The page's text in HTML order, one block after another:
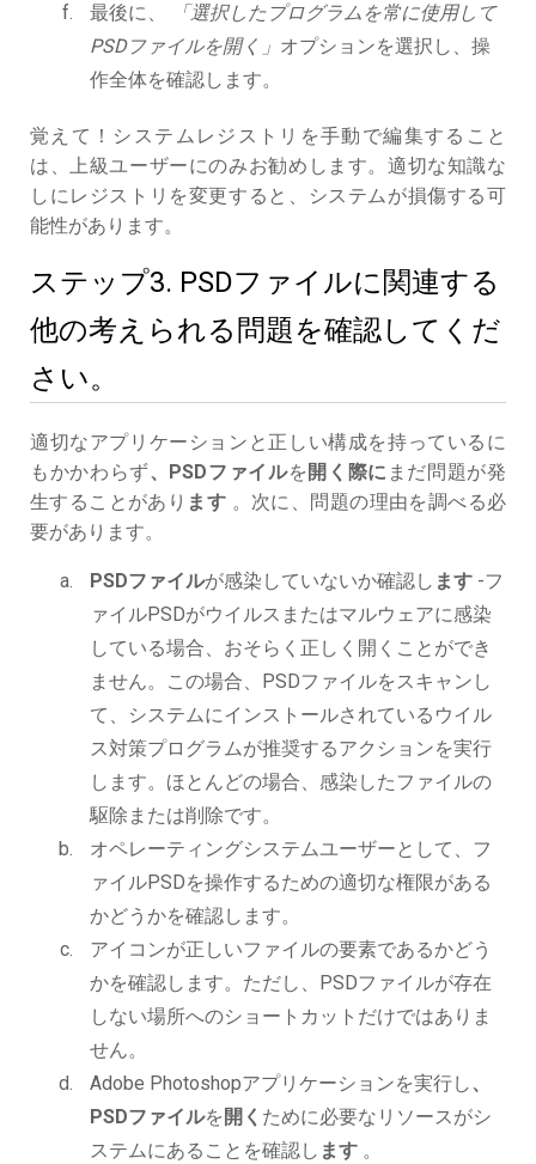
最後に、
「選択したプログラムを常に使用して
PSDファイルを開く」 オプションを選択し、操
作全体を確認します。
覚えて！システムレジストリを手動で編集すること
は、上級ユーザーにのみお勧めします。適切な知識な
しにレジストリを変更すると、システムが損傷する可
能性があります。
ステップ3. PSDファイルに関連する
他の考えられる問題を確認してくだ
さい。
適切なアプリケーションと正しい構成を持っているに
もかかわらず、PSDファイルを 開く際に まだ問題が発
生することがあり ます 。次に、問題の理由を調べる必
要があります。
PSDファイルが感染していないか確認し ます -フ
ァイルPSDがウイルスまたはマルウェアに感染
している場合、おそらく正しく開くことができ
ません。この場合、PSDファイルをスキャンし
て、システムにインストールされているウイル
ス対策プログラムが推奨するアクションを実行
します。ほとんどの場合、感染したファイルの
駆除または削除です。
オペレーティングシステムユーザーとして、フ
ァイルPSDを操作するための適切な権限がある
かどうかを確認します。
アイコンが正しいファイルの要素であるかどう
かを確認します。ただし、PSDファイルが存在
しない場所へのショートカットだけではありま
せん。
Adobe Photoshopアプリケーションを実行し、
PSDファイルを 開く ために必要なリソースがシ
ステムにあることを確認し ます 。